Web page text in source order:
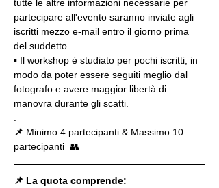
tutte le altre informazioni necessarie per
partecipare all'evento saranno inviate agli
iscritti mezzo e-mail entro il giorno prima
del suddetto.
▪️ Il workshop è studiato per pochi iscritti, in
modo da poter essere seguiti meglio dal
fotografo e avere maggior libertà di
manovra durante gli scatti.
📌 Minimo 4 partecipanti & Massimo 10
partecipanti  👥
📌 La quota comprende: